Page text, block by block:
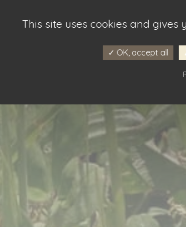
This site uses cookies and
OK, accept all